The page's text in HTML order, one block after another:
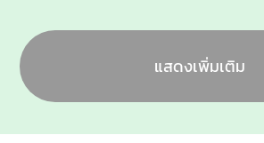
แสดงเพิ่มเติม